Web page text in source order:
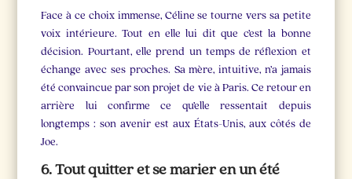
Face à ce choix immense, Céline se tourne vers sa petite
voix intérieure. Tout en elle lui dit que c’est la bonne
décision. Pourtant, elle prend un temps de réflexion et
échange avec ses proches. Sa mère, intuitive, n’a jamais
été convaincue par son projet de vie à Paris. Ce retour en
arrière lui confirme ce qu’elle ressentait depuis
longtemps : son avenir est aux États-Unis, aux côtés de
Joe.
6. Tout quitter et se marier en un été